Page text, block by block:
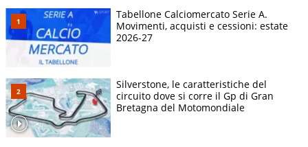
Tabellone Calciomercato Serie A.
Movimenti, acquisti e cessioni: estate
2026-27
Silverstone, le caratteristiche del
circuito dove si corre il Gp di Gran
Bretagna del Motomondiale